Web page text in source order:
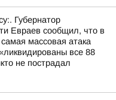
Губернатор
Евраев сообщил, что в
массовая атака
все 88
не пострадал